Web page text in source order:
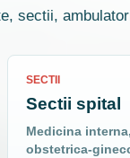
sectii,
SECTII
Sectii spital
Medicina
obstetrica-